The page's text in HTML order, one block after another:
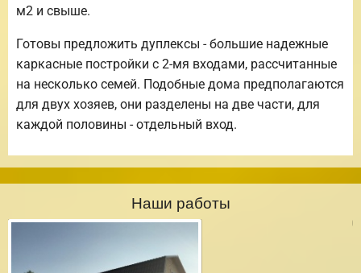
м2 и свыше.
Готовы предложить дуплексы - большие надежные
каркасные постройки с 2-мя входами, рассчитанные
на несколько семей. Подобные дома предполагаются
для двух хозяев, они разделены на две части, для
каждой половины - отдельный вход.
Наши работы